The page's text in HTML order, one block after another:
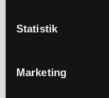
Statistik
Marketing